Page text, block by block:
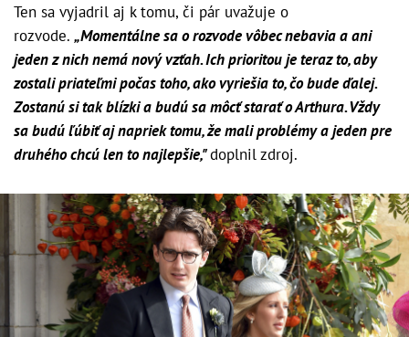
Ten sa vyjadril aj k tomu, či pár uvažuje o
rozvode. „Momentálne sa o rozvode vôbec nebavia a ani
jeden z nich nemá nový vzťah. Ich prioritou je teraz to, aby
zostali priateľmi počas toho, ako vyriešia to, čo bude ďalej.
Zostanú si tak blízki a budú sa môcť starať o Arthura. Vždy
sa budú ľúbiť aj napriek tomu, že mali problémy a jeden pre
druhého chcú len to najlepšie,"doplnil zdroj.